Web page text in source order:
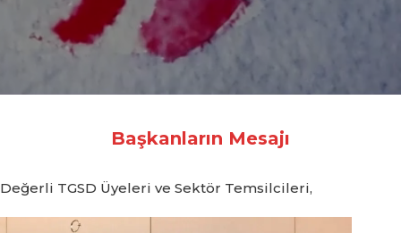
Başkanların Mesajı
Değerli TGSD Üyeleri ve Sektör Temsilcileri,